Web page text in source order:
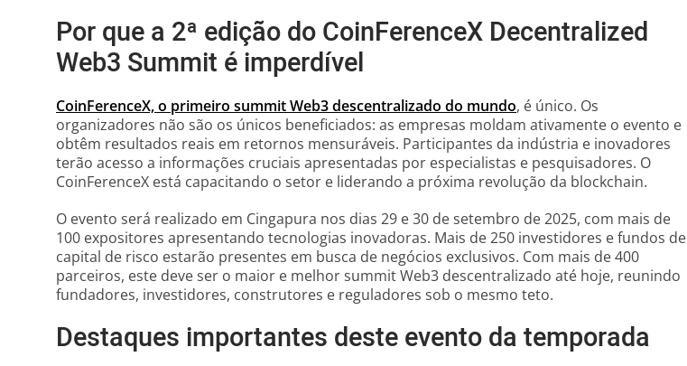
Por que a 2ª edição do CoinFerenceX Decentralized
Web3 Summit é imperdível
CoinFerenceX, o primeiro summit Web3 descentralizado do mundo, é único. Os
organizadores não são os únicos beneficiados: as empresas moldam ativamente o evento e
obtêm resultados reais em retornos mensuráveis. Participantes da indústria e inovadores
terão acesso a informações cruciais apresentadas por especialistas e pesquisadores. O
CoinFerenceX está capacitando o setor e liderando a próxima revolução da blockchain.
O evento será realizado em Cingapura nos dias 29 e 30 de setembro de 2025, com mais de
100 expositores apresentando tecnologias inovadoras. Mais de 250 investidores e fundos de
capital de risco estarão presentes em busca de negócios exclusivos. Com mais de 400
parceiros, este deve ser o maior e melhor summit Web3 descentralizado até hoje, reunindo
fundadores, investidores, construtores e reguladores sob o mesmo teto.
Destaques importantes deste evento da temporada